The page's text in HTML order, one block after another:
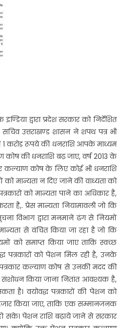
द्वारा प्रदेश सरकार को निर्देशित
उत्तराखण्ड शासन ने शपथ पत्र भी
1 करोड़ रूपये की धनराशि आपके माध्यम
कोष की धनराशि बढ़ जाए, वर्ष 2013 के
कल्याण कोष के लिए कोई भी धनराशि
को मान्यता न दिए जाने की वाध्यता को
को मान्यता पाने का अधिकार है,
है,. प्रेस मान्यता नियामावली जो कि
विभाग द्वारा मनमाने ढंग से नियमों
से वंचित किया जा रहा है जो कि
को समाप्त किया जाए ताकि स्वच्छ
पत्रकारों को पेंशन मिल रही है, उनके
पत्रकार कल्याण कोष से उनकी मदद की
किया जाना नितांत आवश्यक है,
है। वयोवद्ध पत्रकारों की पेंशन को
किया जाए, ताकि एक सम्मानजनक
सके। पेंशन राशि बढ़ाये जाने से सरकार